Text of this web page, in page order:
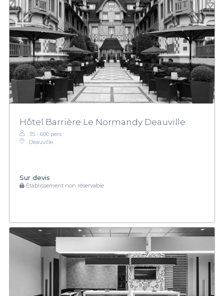
Hôtel Barrière Le Normandy Deauville
35 - 600 pers.
Deauville
Sur devis
Établissement non réservable